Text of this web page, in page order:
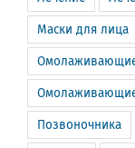
Маски для лица
Омолаживающие
Позвоночника